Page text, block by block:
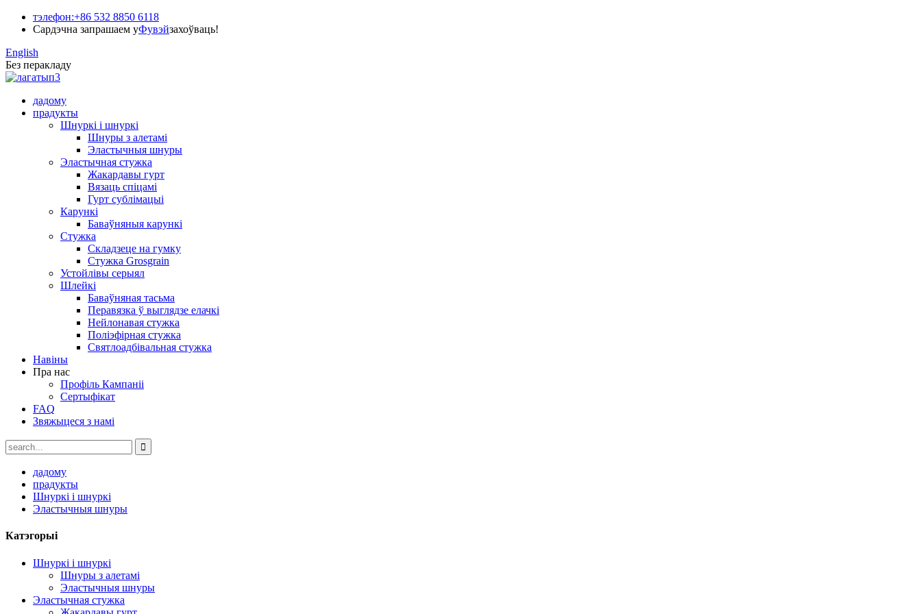
тэлефон:+86 532 8850 6118
Сардэчна запрашаем уФувэйзахоўваць!
English
Без перакладу
дадому
прадукты
Шнуркі і шнуркі
Шнуры з алетамі
Эластычныя шнуры
Эластычная стужка
Жакардавы гурт
Вязаць спіцамі
Гурт сублімацыі
Карункі
Баваўняныя карункі
Стужка
Складзеце на гумку
Стужка Grosgrain
Устойлівы серыял
Шлейкі
Баваўняная тасьма
Перавязка ў выглядзе елачкі
Нейлонавая стужка
Поліэфірная стужка
Святлоадбівальная стужка
Навіны
Пра нас
Профіль Кампаніі
Сертыфікат
FAQ
Звяжыцеся з намі
дадому
прадукты
Шнуркі і шнуркі
Эластычныя шнуры
Катэгорыі
Шнуркі і шнуркі
Шнуры з алетамі
Эластычныя шнуры
Эластычная стужка